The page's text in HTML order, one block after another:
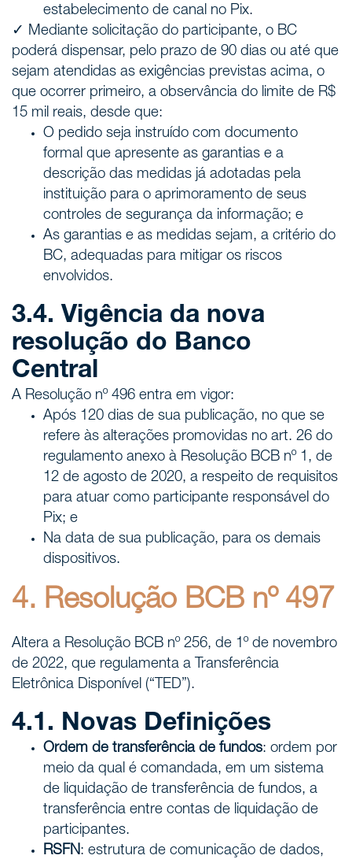
estabelecimento de canal no Pix.
✓ Mediante solicitação do participante, o BC
poderá dispensar, pelo prazo de 90 dias ou até que
sejam atendidas as exigências previstas acima, o
que ocorrer primeiro, a observância do limite de R$
15 mil reais, desde que:
O pedido seja instruído com documento
formal que apresente as garantias e a
descrição das medidas já adotadas pela
instituição para o aprimoramento de seus
controles de segurança da informação; e
As garantias e as medidas sejam, a critério do
BC, adequadas para mitigar os riscos
envolvidos.
3.4. Vigência da nova
resolução do Banco
Central
A Resolução nº 496 entra em vigor:
Após 120 dias de sua publicação, no que se
refere às alterações promovidas no art. 26 do
regulamento anexo à Resolução BCB nº 1, de
12 de agosto de 2020, a respeito de requisitos
para atuar como participante responsável do
Pix; e
Na data de sua publicação, para os demais
dispositivos.
4. Resolução BCB nº 497
Altera a Resolução BCB nº 256, de 1º de novembro
de 2022, que regulamenta a Transferência
Eletrônica Disponível (“TED”).
4.1. Novas Definições
Ordem de transferência de fundos: ordem por
meio da qual é comandada, em um sistema
de liquidação de transferência de fundos, a
transferência entre contas de liquidação de
participantes.
RSFN: estrutura de comunicação de dados,